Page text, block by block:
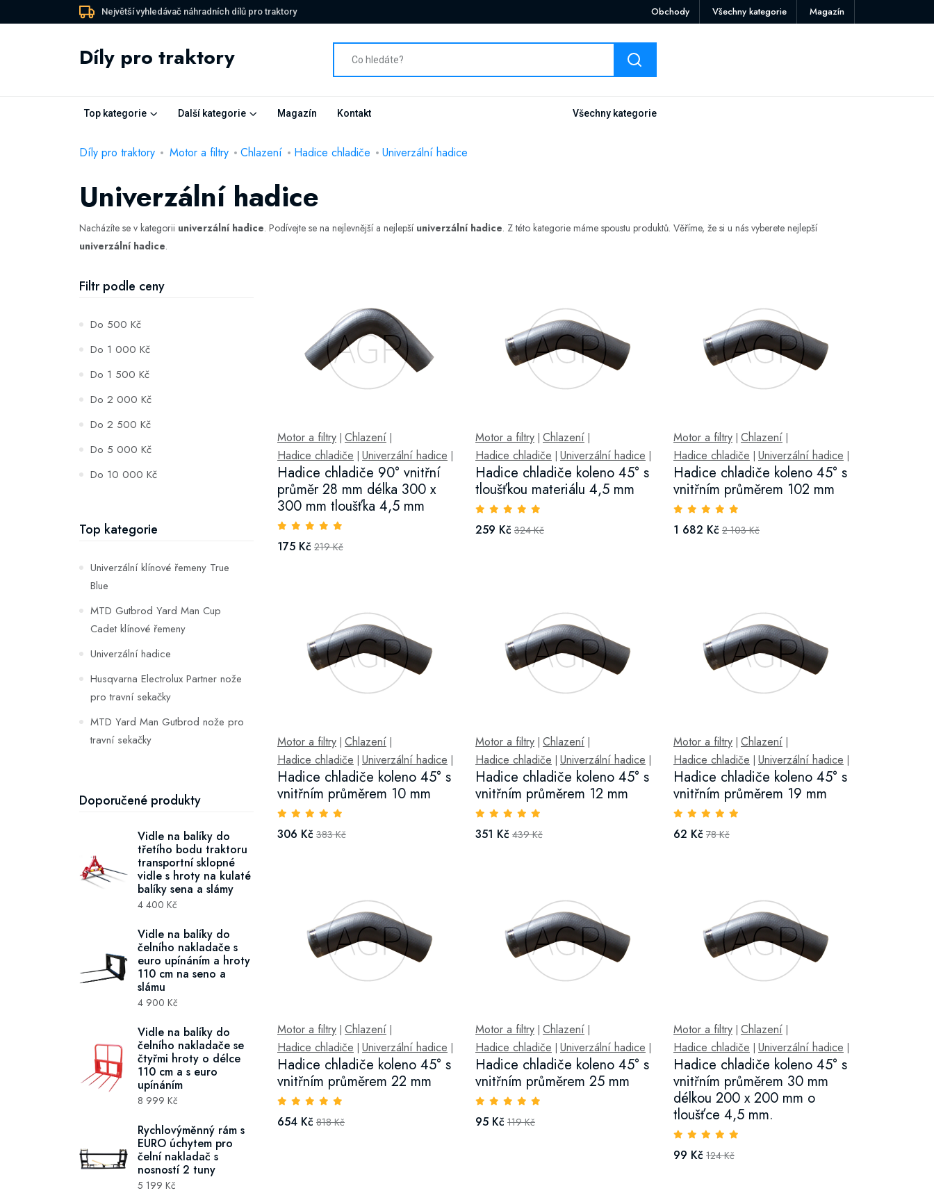
Největší vyhledávač náhradních dílů pro traktory Obchody Všechny kategorie Magazín
Díly pro traktory
Top kategorie Další kategorie Magazín Kontakt Všechny kategorie
Díly pro traktory Motor a filtry Chlazení Hadice chladiče Univerzální hadice
Univerzální hadice
Nacházíte se v kategorii univerzální hadice. Podívejte se na nejlevnější a nejlepší univerzální hadice. Z této kategorie máme spoustu produktů. Věříme, že si u nás vyberete nejlepší
univerzální hadice.
Filtr podle ceny
Do 500 Kč
Do 1 000 Kč
Do 1 500 Kč
Do 2 000 Kč
Do 2 500 Kč
Do 5 000 Kč
Do 10 000 Kč
Top kategorie
Univerzální klínové řemeny True
Blue
MTD Gutbrod Yard Man Cup
Cadet klínové řemeny
Univerzální hadice
Husqvarna Electrolux Partner nože
pro travní sekačky
MTD Yard Man Gutbrod nože pro
travní sekačky
John Deere Sabre klínové řemeny
John Deere nože pro travní
Castel Garden nože pro travní
Doporučené produkty
Vidle na balíky do
třetího bodu traktoru
transportní sklopné
vidle s hroty na kulaté
balíky sena a slámy
4 400 Kč
Vidle na balíky do
čelního nakladače s
euro upínáním a hroty
110 cm na seno a
slámu
4 900 Kč
Vidle na balíky do
čelního nakladače se
čtyřmi hroty o délce
110 cm a s euro
upínáním
8 999 Kč
Rychlovýměnný rám s
EURO úchytem pro
čelní nakladač s
nosností 2 tuny
5 199 Kč
Motor a filtry Chlazení
Hadice chladiče Univerzální hadice
Hadice chladiče 90° vnitřní
průměr 28 mm délka 300 x
300 mm tloušťka 4,5 mm
175 Kč 219 Kč
Motor a filtry| Chlazení|
Hadice chladiče Univerzální hadice
Hadice chladiče koleno 45° s
tloušťkou materiálu 4,5 mm
259 Kč 324 Kč
Motor a filtry| Chlazení|
Hadice chladiče Univerzální hadice
Hadice chladiče koleno 45° s
vnitřním průměrem 102 mm
1 682 Kč 2 103 Kč
Motor a filtry Chlazení
Hadice chladiče Univerzální hadice
Hadice chladiče koleno 45° s
vnitřním průměrem 10 mm
306 Kč 383 Kč
Motor a filtry| Chlazení|
Hadice chladiče Univerzální hadice
Hadice chladiče koleno 45° s
vnitřním průměrem 12 mm
351 Kč 439 Kč
Motor a filtry| Chlazení|
Hadice chladiče Univerzální hadice
Hadice chladiče koleno 45° s
vnitřním průměrem 19 mm
62 Kč 78 Kč
Motor a filtry Chlazení
Hadice chladiče Univerzální hadice
Hadice chladiče koleno 45° s
vnitřním průměrem 22 mm
654 Kč 818 Kč
Motor a filtry| Chlazení|
Hadice chladiče Univerzální hadice
Hadice chladiče koleno 45° s
vnitřním průměrem 25 mm
95 Kč 119 Kč
Motor a filtry| Chlazení|
Hadice chladiče Univerzální hadice
Hadice chladiče koleno 45° s
vnitřním průměrem 30 mm
délkou 200 x 200 mm o
tloušťce 4,5 mm.
99 Kč 124 Kč